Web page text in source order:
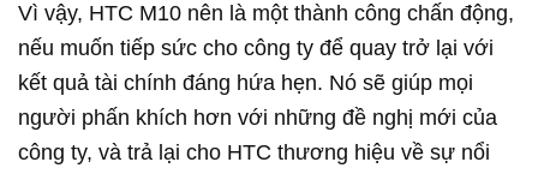
Vì vậy, HTC M10 nên là một thành công chấn động,
nếu muốn tiếp sức cho công ty để quay trở lại với
kết quả tài chính đáng hứa hẹn. Nó sẽ giúp mọi
người phấn khích hơn với những đề nghị mới của
công ty, và trả lại cho HTC thương hiệu về sự nổi